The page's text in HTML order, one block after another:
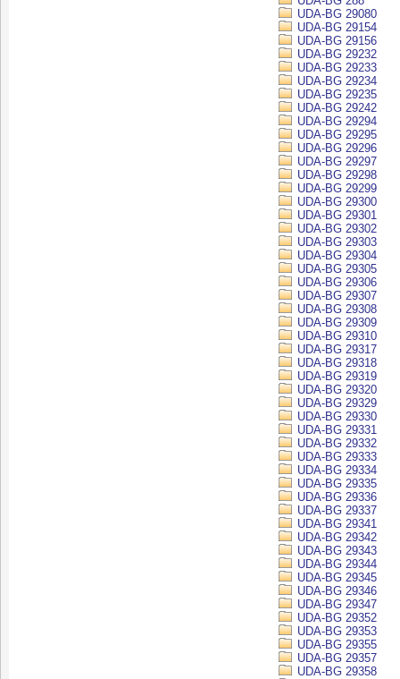
UDA-BG 29080
UDA-BG 29154
UDA-BG 29156
UDA-BG 29232
UDA-BG 29233
UDA-BG 29234
UDA-BG 29235
UDA-BG 29242
UDA-BG 29294
UDA-BG 29295
UDA-BG 29296
UDA-BG 29297
UDA-BG 29298
UDA-BG 29299
UDA-BG 29300
UDA-BG 29301
UDA-BG 29302
UDA-BG 29303
UDA-BG 29304
UDA-BG 29305
UDA-BG 29306
UDA-BG 29307
UDA-BG 29308
UDA-BG 29309
UDA-BG 29310
UDA-BG 29317
UDA-BG 29318
UDA-BG 29319
UDA-BG 29320
UDA-BG 29329
UDA-BG 29330
UDA-BG 29331
UDA-BG 29332
UDA-BG 29333
UDA-BG 29334
UDA-BG 29335
UDA-BG 29336
UDA-BG 29337
UDA-BG 29341
UDA-BG 29342
UDA-BG 29343
UDA-BG 29344
UDA-BG 29345
UDA-BG 29346
UDA-BG 29347
UDA-BG 29352
UDA-BG 29353
UDA-BG 29355
UDA-BG 29357
UDA-BG 29358